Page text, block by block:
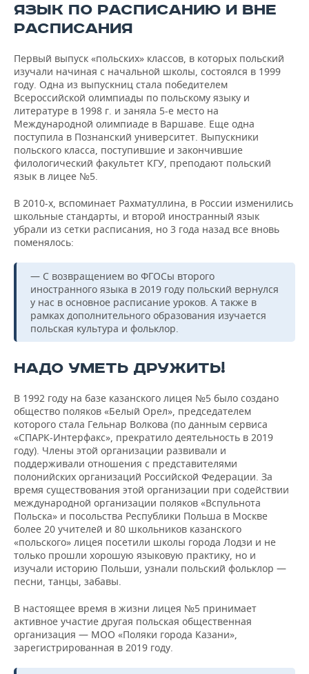
ЯЗЫК ПО РАСПИСАНИЮ И ВНЕ
РАСПИСАНИЯ
Первый выпуск «польских» классов, в которых польский
изучали начиная с начальной школы, состоялся в 1999
году. Одна из выпускниц стала победителем
Всероссийской олимпиады по польскому языку и
литературе в 1998 г. и заняла 5-е место на
Международной олимпиаде в Варшаве. Еще одна
поступила в Познанский университет. Выпускники
польского класса, поступившие и закончившие
филологический факультет КГУ, преподают польский
язык в лицее №5.
В 2010-х, вспоминает Рахматуллина, в России изменились
школьные стандарты, и второй иностранный язык
убрали из сетки расписания, но 3 года назад все вновь
поменялось:
— С возвращением во ФГОСы второго
иностранного языка в 2019 году польский вернулся
у нас в основное расписание уроков. А также в
рамках дополнительного образования изучается
польская культура и фольклор.
НАДО УМЕТЬ ДРУЖИТЬ!
В 1992 году на базе казанского лицея №5 было создано
общество поляков «Белый Орел», председателем
которого стала Гельнар Волкова (по данным сервиса
«СПАРК-Интерфакс», прекратило деятельность в 2019
году). Члены этой организации развивали и
поддерживали отношения с представителями
полонийских организаций Российской Федерации. За
время существования этой организации при содействии
международной организации поляков «Вспульнота
Польска» и посольства Республики Польша в Москве
более 20 учителей и 80 школьников казанского
«польского» лицея посетили школы города Лодзи и не
только прошли хорошую языковую практику, но и
изучали историю Польши, узнали польский фольклор —
песни, танцы, забавы.
В настоящее время в жизни лицея №5 принимает
активное участие другая польская общественная
организация — МОО «Поляки города Казани»,
зарегистрированная в 2019 году.